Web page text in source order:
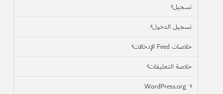
تسجيل
تسجيل الدخول
خلاصات Feed الإدخالات
خلاصة التعليقات
WordPress.org